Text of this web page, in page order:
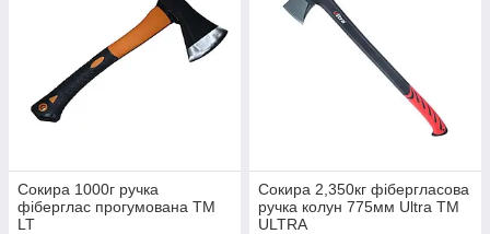
Сокира 1000г ручка
фіберглас прогумована ТМ
LT
Сокира 2,350кг фібергласова
ручка колун 775мм Ultra ТМ
ULTRA